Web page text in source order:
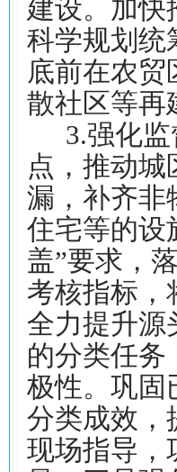
建设。 加快
科学规划统
底前在农贸
散社区等再
3.强化
点，推动城
漏，补齐非
住宅等的设
盖”要求，
考核指标，
全力提升源
的分类任务
极性。巩固
分类成效，
现场指导，